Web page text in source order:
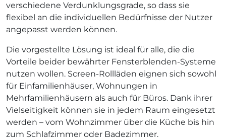
verschiedene Verdunklungsgrade, so dass sie
flexibel an die individuellen Bedürfnisse der Nutzer
angepasst werden können.
Die vorgestellte Lösung ist ideal für alle, die die
Vorteile beider bewährter Fensterblenden-Systeme
nutzen wollen. Screen-Rollläden eignen sich sowohl
für Einfamilienhäuser, Wohnungen in
Mehrfamilienhäusern als auch für Büros. Dank ihrer
Vielseitigkeit können sie in jedem Raum eingesetzt
werden – vom Wohnzimmer über die Küche bis hin
zum Schlafzimmer oder Badezimmer.